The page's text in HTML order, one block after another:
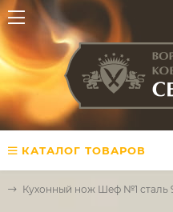
КАТАЛОГ ТОВАРОВ
Кухонный нож Шеф №1 сталь